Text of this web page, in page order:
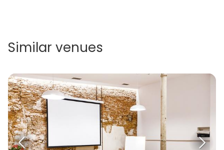
Similar venues